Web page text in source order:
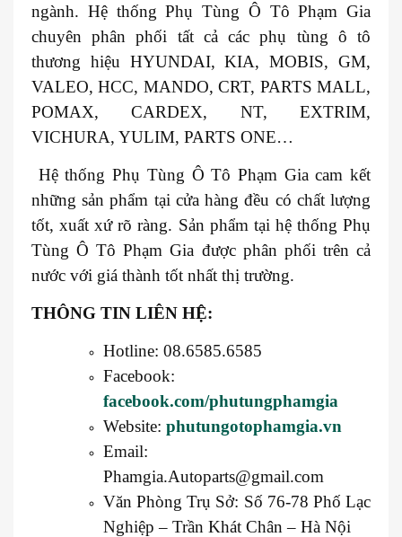
ngành. Hệ thống Phụ Tùng Ô Tô Phạm Gia
chuyên phân phối tất cả các phụ tùng ô tô
thương hiệu HYUNDAI, KIA, MOBIS, GM,
VALEO, HCC, MANDO, CRT, PARTS MALL,
POMAX, CARDEX, NT, EXTRIM,
VICHURA, YULIM, PARTS ONE…
Hệ thống Phụ Tùng Ô Tô Phạm Gia cam kết
những sản phẩm tại cửa hàng đều có chất lượng
tốt, xuất xứ rõ ràng. Sản phẩm tại hệ thống Phụ
Tùng Ô Tô Phạm Gia được phân phối trên cả
nước với giá thành tốt nhất thị trường.
THÔNG TIN LIÊN HỆ:
Hotline: 08.6585.6585
Facebook:
facebook.com/phutungphamgia
Website: phutungotophamgia.vn
Email:
Phamgia.Autoparts@gmail.com
Văn Phòng Trụ Sở: Số 76-78 Phố Lạc
Nghiệp – Trần Khát Chân – Hà Nội